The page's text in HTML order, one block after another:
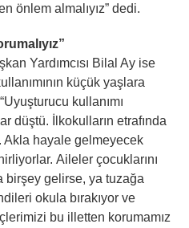
önlem almalıyız” dedi.
Yardımcısı Bilal Ay ise
küçük yaşlara
kullanımı
düştü. İlkokulların etrafında
Akla hayale gelmeyecek
Aileler çocuklarını
birşey gelirse, ya tuzağa
okula bırakıyor ve
bu illetten korumamız